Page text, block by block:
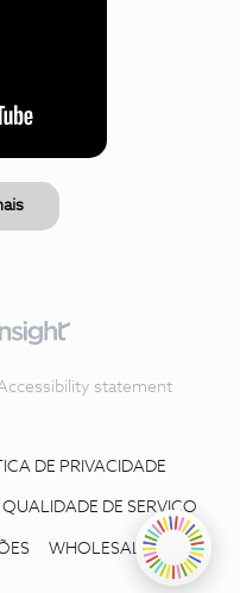
statement
DE PRIVACIDADE
QUALIDADE DE SERVIÇO
WHOLESALE